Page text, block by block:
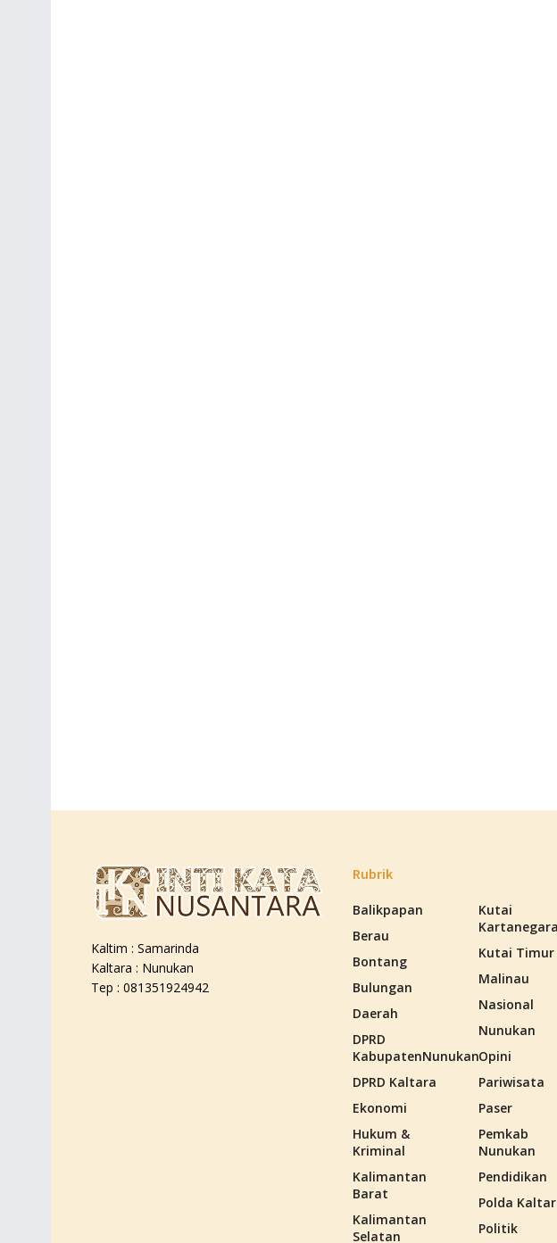
Kaltim : Samarinda
Kaltara : Nunukan
Tep : 081351924942
Rubrik
Balikpapan
Berau
Bontang
Bulungan
Daerah
DPRD
KabupatenNunukan
DPRD Kaltara
Ekonomi
Hukum &
Kriminal
Kalimantan
Barat
Kalimantan
Selatan
Kutai
Kartanegara
Kutai Timur
Malinau
Nasional
Nunukan
Opini
Pariwisata
Paser
Pemkab
Nunukan
Pendidikan
Polda
Politik